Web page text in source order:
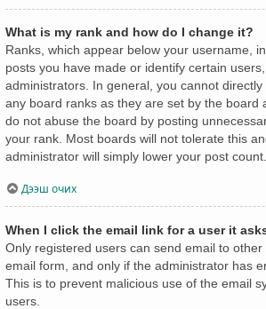
What is my rank and how do I change it?
Ranks, which appear below your username,
posts you have made or identify certain
administrators. In general, you cannot
any board ranks as they are set by the board
do not abuse the board by posting
your rank. Most boards will not tolerate this
administrator will simply lower your post count.
Дээш очих
When I click the email link for a user it
Only registered users can send email to
email form, and only if the administrator has
This is to prevent malicious use of the email
users.